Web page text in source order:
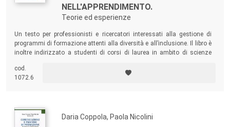
NELL'APPRENDIMENTO.
Teorie ed esperienze
Un testo per professionisti e ricercatori interessati alla gestione di
programmi di formazione attenti alla diversità e all’inclusione. Il libro è
inoltre indirizzato a studenti di corsi di laurea in ambito di scienze
cod.
1072.6
Daria Coppola, Paola Nicolini